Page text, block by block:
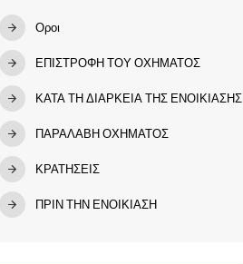
Οροι
ΕΠΙΣΤΡΟΦΗ ΤΟΥ ΟΧΗΜΑΤΟΣ
ΚΑΤΑ ΤΗ ΔΙΑΡΚΕΙΑ ΤΗΣ ΕΝΟΙΚΙΑΣΗΣ
ΠΑΡΑΛΑΒΗ ΟΧΗΜΑΤΟΣ
ΚΡΑΤΗΣΕΙΣ
ΠΡΙΝ ΤΗΝ ΕΝΟΙΚΙΑΣΗ